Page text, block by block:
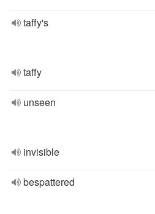
taffy's
taffy
unseen
invisible
bespattered